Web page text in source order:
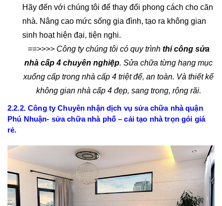
Hãy đến với chúng tôi để thay đổi phong cách cho căn
nhà. Nâng cao mức sống gia đình, tạo ra không gian
sinh hoạt hiện đại, tiện nghi.
==>>>> Công ty chúng tôi có quy trìnhthi công sửa
nhà cấp 4 chuyên nghiệp. Sửa chữa từng hạng mục
xuống cấp trong nhà cấp 4 triệt để, an toàn. Và thiết kế
không gian nhà cấp 4 đẹp, sang trọng, rộng rãi.
2.2.2. Công ty Chuyên nhận dịch vụ sửa chữa nhà quận
Phú Nhuận- sửa chữa nhà phố – cải tạo nhà trọn gói giá
rẻ.